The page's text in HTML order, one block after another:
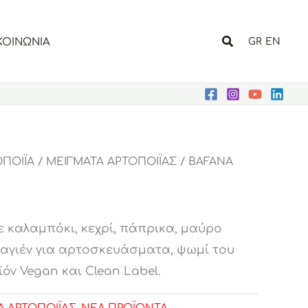
Αναζήτηση
GR EN
/ ΜΕΙΓΜΑΤΑ ΑΡΤΟΠΟΙΪΑΣ / BAFANA
καλαμπόκι, κεχρί, πάπρικα, μαύρο
για αρτοσκευάσματα, ψωμί του
Vegan και Clean Label.